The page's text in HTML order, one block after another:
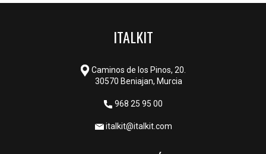
ITALKIT
Caminos de los Pinos, 20.
30570 Beniajan, Murcia
968 25 95 00
italkit@italkit.com